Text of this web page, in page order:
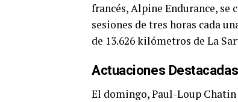
francés, Alpine Endurance, se
sesiones de tres horas cada
de 13.626 kilómetros de La
Actuaciones Destacadas
El domingo, Paul-Loup